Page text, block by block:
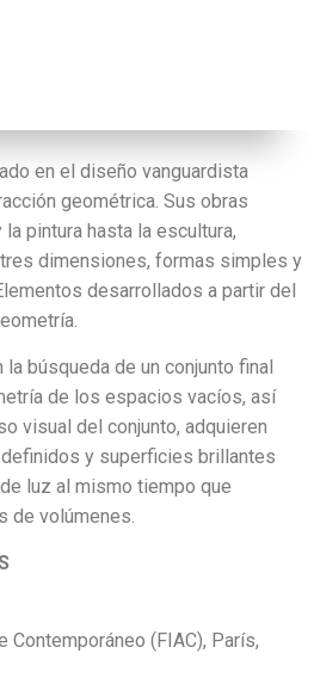
en el diseño vanguardista
geométrica. Sus obras
pintura hasta la escultura,
dimensiones, formas simples y
desarrollados a partir del
búsqueda de un conjunto final
de los espacios vacíos, así
visual del conjunto, adquieren
y superficies brillantes
luz al mismo tiempo que
de volúmenes.
Contemporáneo (FIAC), París,